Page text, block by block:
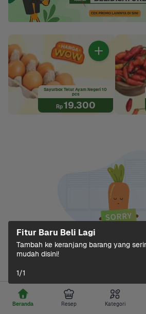
Beranda Resep Kategori
Sayurbox Telur Ayam Negeri 10
pcs
Rp19.300
Tarik ke bawah atau klik
memuat ulang.
Fitur Baru Beli Lagi
Tambah ke keranjang barang yang
mudah disini!
1/1